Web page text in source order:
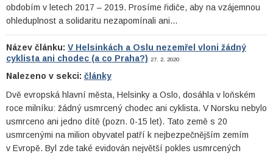
obdobím v letech 2017 – 2019. Prosíme řidiče, aby na vzájemnou
ohleduplnost a solidaritu nezapomínali ani…
Název článku: V Helsinkách a Oslu nezemřel vloni žádný
cyklista ani chodec (a co Praha?) 27. 2. 2020
Nalezeno v sekci: články
Dvě evropská hlavní města, Helsinky a Oslo, dosáhla v loňském
roce milníku: žádný usmrcený chodec ani cyklista. V Norsku nebylo
usmrceno ani jedno dítě (pozn. 0-15 let). Tato země s 20
usmrcenými na milion obyvatel patří k nejbezpečnějším zemím
v Evropě. Byl zde také evidován největší pokles usmrcených